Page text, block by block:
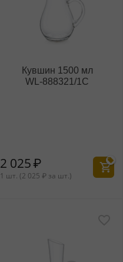
Кувшин 1500 мл
WL‑888321/1C
2 025₽
1 шт. (2 025 ₽ за шт.)